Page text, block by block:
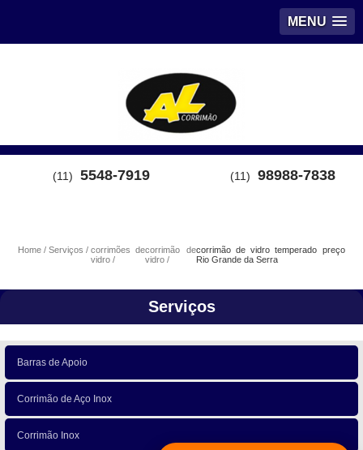
MENU
(11) 5548-7919 (11) 98988-7838
Home Serviços
corrimões de
vidro
corrimão de
vidro
corrimão de vidro temperado preço
Rio Grande da Serra
Serviços
Barras de Apoio
Corrimão de Aço Inox
Corrimão Inox